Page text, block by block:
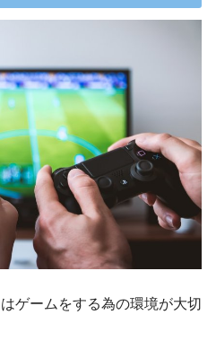
ゲームをする為の環境が大切